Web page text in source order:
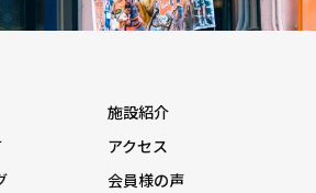
施設紹介
アクセス
会員様の声